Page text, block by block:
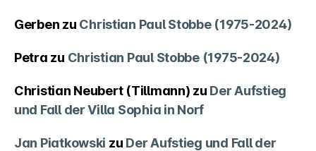
Gerben zu Christian Paul Stobbe (1975-2024)
Petra zu Christian Paul Stobbe (1975-2024)
Christian Neubert (Tillmann) zu Der Aufstieg
und Fall der Villa Sophia in Norf
Jan Piatkowski zu Der Aufstieg und Fall der